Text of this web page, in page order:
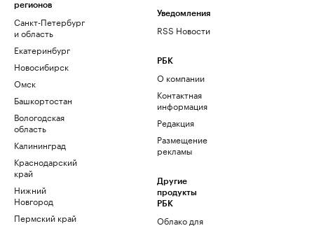
регионов
Санкт-Петербург
и область
Екатеринбург
Новосибирск
Омск
Башкортостан
Вологодская
область
Калининград
Краснодарский
край
Нижний
Новгород
Пермский край
Уведомления
RSS Новости
РБК
О компании
Контактная
информация
Редакция
Размещение
рекламы
Другие
продукты
РБК
Облако для